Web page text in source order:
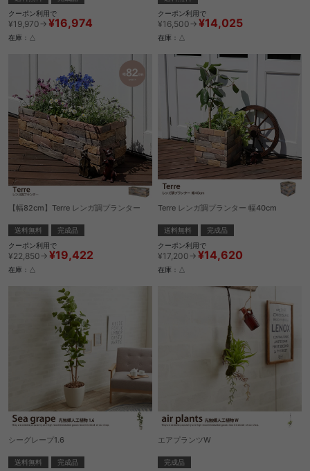
クーポン利用で
¥19,970→ ¥16,974
在庫：△
クーポン利用で
¥16,500→ ¥14,025
在庫：△
【幅82cm】Terre レンガ調プランター
送料無料
完成品
クーポン利用で
¥22,850→ ¥19,422
在庫：△
Terre レンガ調プランター 幅40cm
送料無料
完成品
クーポン利用で
¥17,200→ ¥14,620
在庫：△
シーグレープ1.6
送料無料
完成品
エアプランツW
完成品